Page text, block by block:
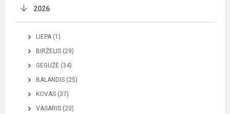
2026
LIEPA (1)
BIRŽELIS (29)
GEGUŽĖ (34)
BALANDIS (25)
KOVAS (37)
VASARIS (20)